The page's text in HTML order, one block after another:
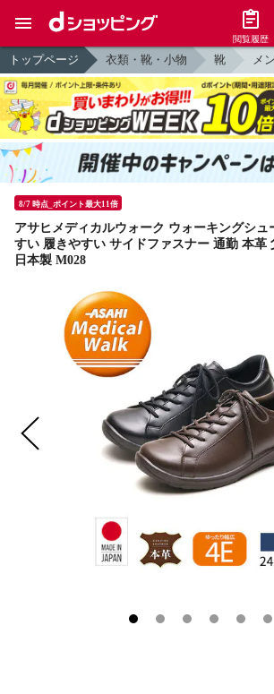
閲覧履歴
トップページ 衣類・靴・小物 靴 メ
8/7 時点_ポイント最大11倍
アサヒメディカルウォーク ウォーキングシュ
すい 履きやすい サイドファスナー 通勤 本革
日本製 M028